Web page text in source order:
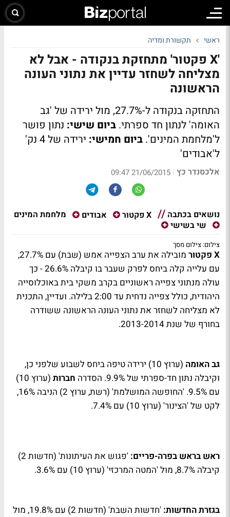
ראשי תקשורת ומדיה
'X פקטור' מתחזקת בנקודה - אבל לא
מצליחה לשחזר עדיין את נתוני העונה
הראשונה
התחזקה בנקודה ל-27.7%, מול ירידה של 'גב
האומה' לנתון חד ספרתי. ביום שישי: נתון פושר
ל'מלחמת המינים'. ביום חמישי:
ירידה של 4 נק'
ל'אבודים'
אלכסנדר כץ |
21/06/2015 09:47
נושאים בכתבה X פקטור אבודים
מלחמת המינים
שי בשישי
צילום: צילום מסך
X פקטור
מובילה את ערב הצפייה אמש (שבת) עם 27.7%,
עם עלייה קלה ביחס לפרק שעבר בו קיבלה 26.6% - כך
עולה מנתוני צפייה ראשוניים בקרב משקי בית באוכלוסייה
היהודית, כולל צפייה נדחית עד 2:00 בלילה. ועדיין, התכנית
לא מצליחה לשחזר את נתוני העונה הראשונה ששודרה
בחורף של שנת 2013-2014.
גב האומה
(ערוץ 10) ירידה טיפה ביחס לשבוע שלפני כן,
וקיבלה נתון חד-ספרתי של 9.9%. הסדרה
חברות
(ערוץ 10)
עם 9.5%. 'החופשה המושלמת' (רשת, ערוץ 2) הניבה 16%,
לקט של 'הצינור' (ערוץ 10) עם 7.4%.
ראש בראש בפרה-פריים:
'פגוש את העיתונות' (חדשות 2)
קיבלה 8.7%, מול 'המטה המרכזי' (ערוץ 10) עם 3.6%.
בגזרת החדשות:
'חדשות השבת' (חדשות 2) עם 19.8%, מול